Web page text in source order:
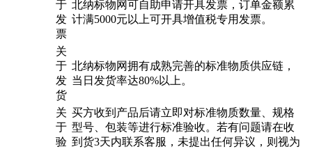
于
发
票
北纳标物网可自助申请开具发票，订单金额累
计满5000元以上可开具增值税专用发票。
关
于
发
货
北纳标物网拥有成熟完善的标准物质供应链，
当日发货率达80%以上。
关
于
验
买方收到产品后请立即对标准物质数量、规格
型号、包装等进行标准验收。若有问题请在收
到货3天内联系客服，未提出任何异议，则视为